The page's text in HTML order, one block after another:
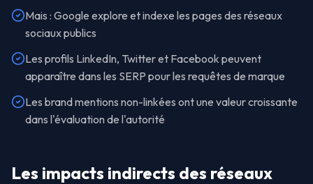
Mais : Google explore et indexe les pages des réseaux
sociaux publics
Les profils LinkedIn, Twitter et Facebook peuvent
apparaître dans les SERP pour les requêtes de marque
Les brand mentions non-linkées ont une valeur croissante
dans l'évaluation de l'autorité
Les impacts indirects des réseaux